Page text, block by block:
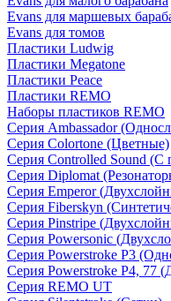
Evans для маршевых
Evans для томов
Пластики Ludwig
Пластики Megatone
Пластики Peace
Пластики REMO
Наборы пластиков REMO
Серия Ambassador
Серия Colortone (Цветные)
Серия Controlled Sound (С
Серия Diplomat
Серия Emperor
Серия Fiberskyn
Серия Pinstripe
Серия Powersonic
Серия Powerstroke P3
Серия Powerstroke P4, 77
Серия REMO UT